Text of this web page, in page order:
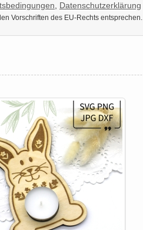
Datenschutzerklärung
Vorschriften des EU-Rechts entsprechen.